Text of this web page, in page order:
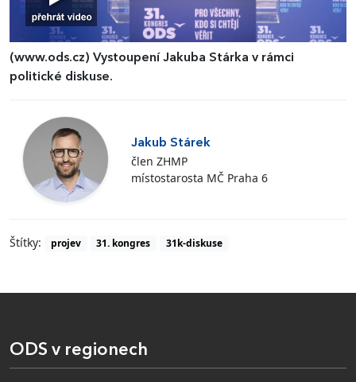
(www.ods.cz) Vystoupení Jakuba Stárka v rámci
politické diskuse.
Jakub Stárek
člen ZHMP
místostarosta MČ Praha 6
Štítky: projev 31. kongres 31k-diskuse
ODS v regionech